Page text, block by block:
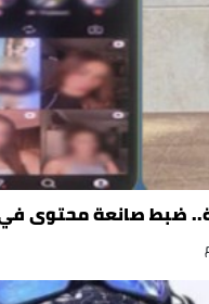
ضبط صانعة محتوى